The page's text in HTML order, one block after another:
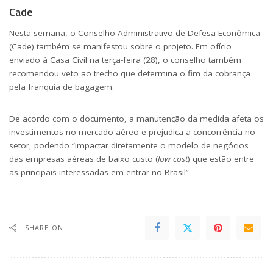
Cade
Nesta semana, o Conselho Administrativo de Defesa Econômica
(Cade) também se manifestou sobre o projeto. Em ofício
enviado à Casa Civil na terça-feira (28), o conselho também
recomendou veto ao trecho que determina o fim da cobrança
pela franquia de bagagem.
De acordo com o documento, a manutenção da medida afeta os
investimentos no mercado aéreo e prejudica a concorrência no
setor, podendo “impactar diretamente o modelo de negócios
das empresas aéreas de baixo custo (low cost) que estão entre
as principais interessadas em entrar no Brasil”.
SHARE ON